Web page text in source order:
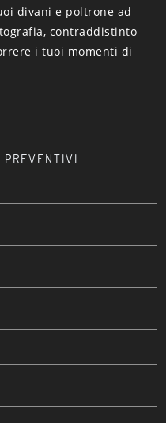
divani e poltrone ad
contraddistinto
i tuoi momenti di